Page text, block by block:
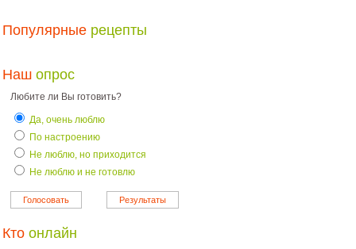
Популярные рецепты
Наш опрос
Любите ли Вы готовить?
Да, очень люблю
По настроению
Не люблю, но приходится
Не люблю и не готовлю
Кто онлайн